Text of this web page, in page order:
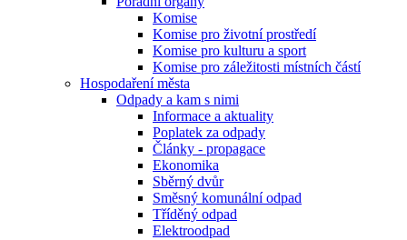
Komise
Komise pro životní prostředí
Komise pro kulturu a sport
Komise pro záležitosti místních částí
Hospodaření města
Odpady a kam s nimi
Informace a aktuality
Poplatek za odpady
Články - propagace
Ekonomika
Sběrný dvůr
Směsný komunální odpad
Tříděný odpad
Elektroodpad